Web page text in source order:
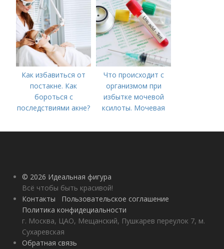
Как избавиться от
постакне. Как
бороться с
последствиями акне?
Что происходит с
организмом при
избытке мочевой
ксилоты. Мочевая
норма и отклонения
© 2026 Идеальная фигура
Всё чтобы быть красивой!
Контакты
Пользовательское соглашение
Политика конфидециальности
г. Москва, ЦАО, Мещанский, Пушкарев переулок 7, м.
Сухаревская
Обратная связь